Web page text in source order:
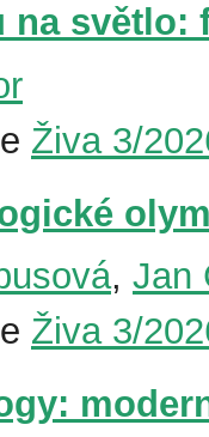
na
Živa 3/
, Jan
Živa 3/